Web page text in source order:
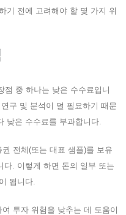
기 전에 고려해야 할 몇 가지 위
점 중 하나는 낮은 수수료입니
구 및 분석이 덜 필요하기 때문
낮은 수수료를 부과합니다.
전체(또는 대표 샘플)를 보유
다. 이렇게 하면 돈의 일부 또는
됩니다.
투자 위험을 낮추는 데 도움이